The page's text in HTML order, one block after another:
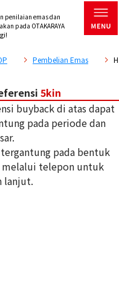
penilaian emas dan
pada OTAKARAYA
Pembelian Emas
5kin
buyback di atas dapat
pada periode dan
pada bentuk
melalui telepon untuk
lanjut.